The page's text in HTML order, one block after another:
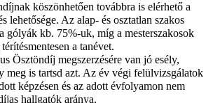
köszönhetően továbbra is elérhető a
lehetősége. Az alap- és osztatlan szakos
gólyák kb. 75%-uk, míg a mesterszakosok
a tanévet.
Ösztöndíj megszerzésére van jó esély,
meg is tartsd azt. Az év végi felülvizsgálatok
képzésen és az adott évfolyamon nem
hallgatók aránya.